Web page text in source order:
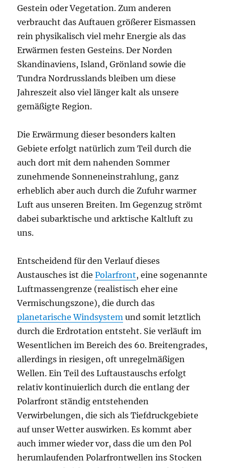
Gestein oder Vegetation. Zum anderen
verbraucht das Auftauen größerer Eismassen
rein physikalisch viel mehr Energie als das
Erwärmen festen Gesteins. Der Norden
Skandinaviens, Island, Grönland sowie die
Tundra Nordrusslands bleiben um diese
Jahreszeit also viel länger kalt als unsere
gemäßigte Region.
Die Erwärmung dieser besonders kalten
Gebiete erfolgt natürlich zum Teil durch die
auch dort mit dem nahenden Sommer
zunehmende Sonneneinstrahlung, ganz
erheblich aber auch durch die Zufuhr warmer
Luft aus unseren Breiten. Im Gegenzug strömt
dabei subarktische und arktische Kaltluft zu
uns.
Entscheidend für den Verlauf dieses
Austausches ist diePolarfront, eine sogenannte
Luftmassengrenze (realistisch eher eine
Vermischungszone), die durch das
planetarische Windsystem und somit letztlich
durch die Erdrotation entsteht. Sie verläuft im
Wesentlichen im Bereich des 60. Breitengrades,
allerdings in riesigen, oft unregelmäßigen
Wellen. Ein Teil des Luftaustauschs erfolgt
relativ kontinuierlich durch die entlang der
Polarfront ständig entstehenden
Verwirbelungen, die sich als Tiefdruckgebiete
auf unser Wetter auswirken. Es kommt aber
auch immer wieder vor, dass die um den Pol
herumlaufenden Polarfrontwellen ins Stocken